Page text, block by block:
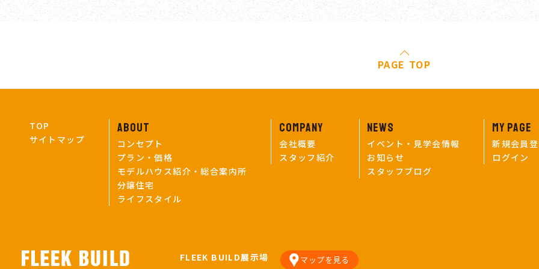
PAGE TOP
TOP
サイトマップ
ABOUT
コンセプト
プラン・価格
モデルハウス紹介・総合案内所
分譲住宅
ライフスタイル
COMPANY
会社概要
スタッフ紹介
NEWS
イベント・見学会情報
お知らせ
スタッフブログ
MY PAGE
新規会員
ログイン
FLEEK BUILD展示場
マップを見る